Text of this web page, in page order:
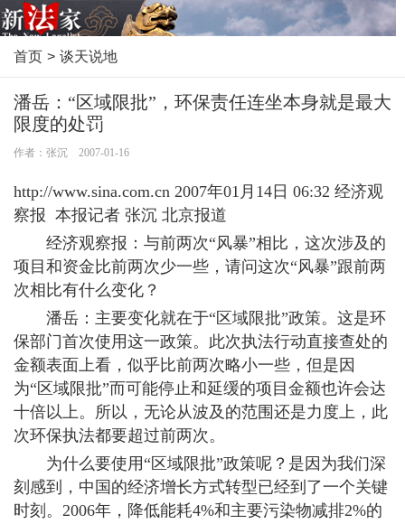
首页 > 谈天说地
潘岳：“区域限批”，环保责任连坐本身就是最大
限度的处罚
作者：张沉 2007-01-16
http://www.sina.com.cn 2007年01月14日 06:32 经济观
察报 本报记者 张沉 北京报道
经济观察报：与前两次“风暴”相比，这次涉及的
项目和资金比前两次少一些，请问这次“风暴”跟前两
次相比有什么变化？
潘岳：主要变化就在于“区域限批”政策。这是环
保部门首次使用这一政策。此次执法行动直接查处的
金额表面上看，似乎比前两次略小一些，但是因
为“区域限批”而可能停止和延缓的项目金额也许会达
十倍以上。所以，无论从波及的范围还是力度上，此
次环保执法都要超过前两次。
为什么要使用“区域限批”政策呢？是因为我们深
刻感到，中国的经济增长方式转型已经到了一个关键
时刻。2006年，降低能耗4%和主要污染物减排2%的